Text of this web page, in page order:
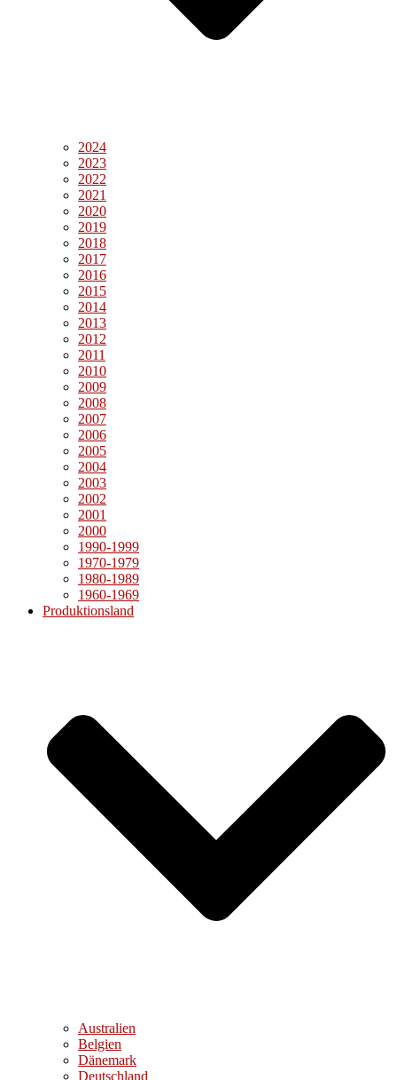
2024
2023
2022
2021
2020
2019
2018
2017
2016
2015
2014
2013
2012
2011
2010
2009
2008
2007
2006
2005
2004
2003
2002
2001
2000
1990-1999
1970-1979
1980-1989
1960-1969
Produktionsland
Australien
Belgien
Dänemark
Deutschland